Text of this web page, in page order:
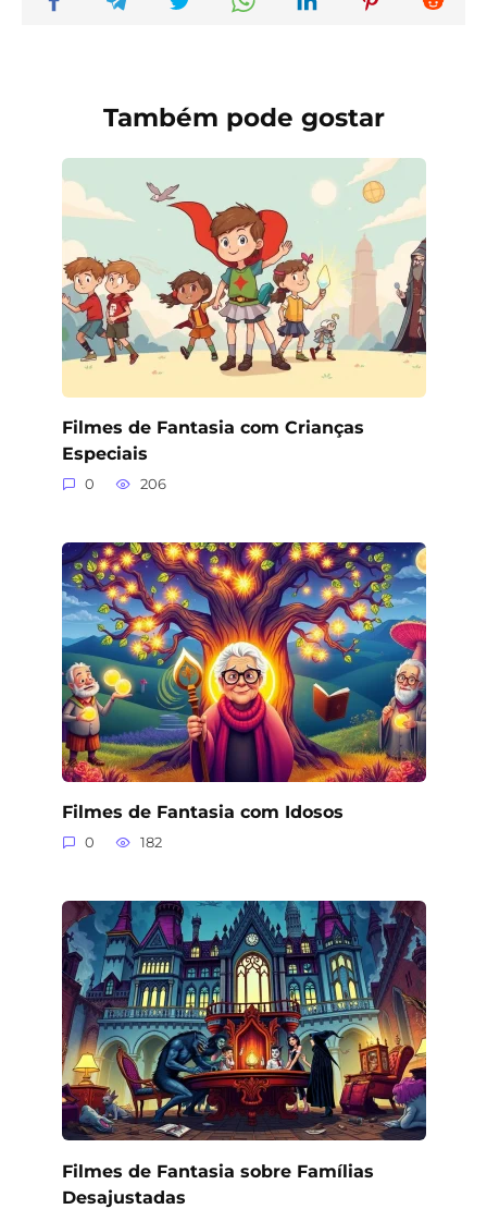
Também pode gostar
Filmes de Fantasia com Crianças
Especiais
0 206
Filmes de Fantasia com Idosos
0 182
Filmes de Fantasia sobre Famílias
Desajustadas